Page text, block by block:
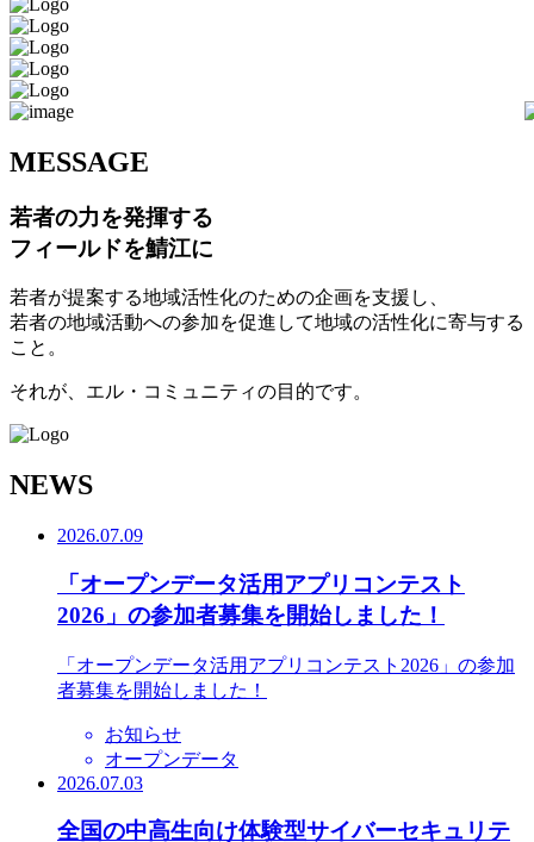
MESSAGE
若者の力を発揮する
フィールドを鯖江に
若者が提案する地域活性化のための企画を支援し、
若者の地域活動への参加を促進して地域の活性化に寄与する
こと。
それが、エル・コミュニティの目的です。
NEWS
2026.07.09
「オープンデータ活用アプリコンテスト
2026」の参加者募集を開始しました！
「オープンデータ活用アプリコンテスト2026」の参加
者募集を開始しました！
お知らせ
オープンデータ
2026.07.03
全国の中高生向け体験型サイバーセキュリテ